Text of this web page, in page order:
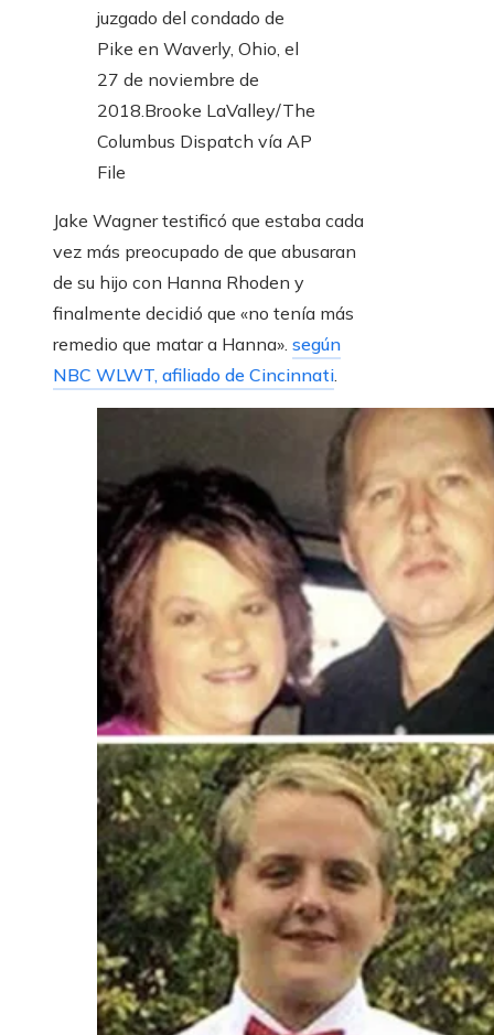
juzgado del condado de
Pike en Waverly, Ohio, el
27 de noviembre de
2018.Brooke LaValley/The
Columbus Dispatch vía AP
File
Jake Wagner testificó que estaba cada
vez más preocupado de que abusaran
de su hijo con Hanna Rhoden y
finalmente decidió que «no tenía más
remedio que matar a Hanna». según
NBC WLWT, afiliado de Cincinnati.